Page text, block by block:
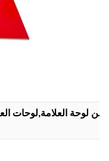
من لوحة العلامة,لوحات